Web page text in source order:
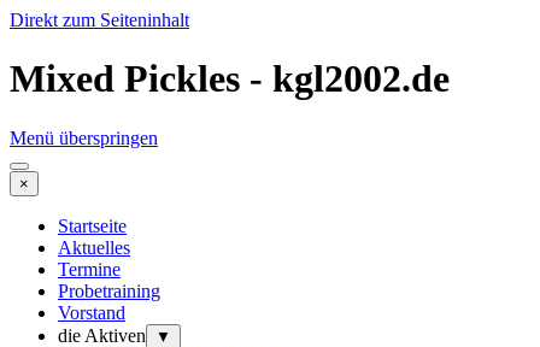
Direkt zum Seiteninhalt
Mixed Pickles - kgl2002.de
Menü überspringen
×
Startseite
Aktuelles
Termine
Probetraining
Vorstand
die Aktiven
▼